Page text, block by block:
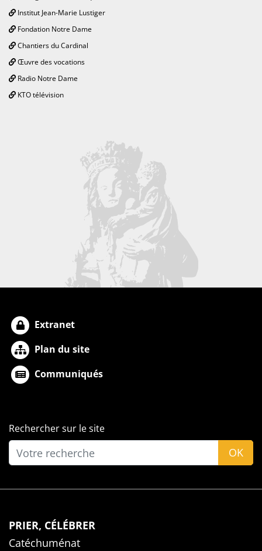
Institut Jean-Marie Lustiger
Fondation Notre Dame
Chantiers du Cardinal
Œuvre des vocations
Radio Notre Dame
KTO télévision
Extranet
Plan du site
Communiqués
Rechercher sur le site
OK
PRIER, CÉLÉBRER
Catéchuménat